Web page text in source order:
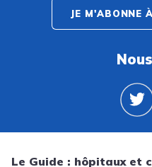
JE M'ABONNE
Le Guide : hôpitaux et